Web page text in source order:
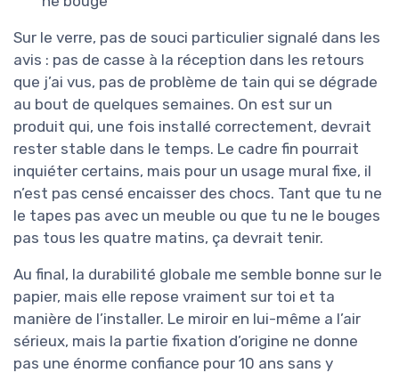
Sur le verre, pas de souci particulier signalé dans les
avis : pas de casse à la réception dans les retours
que j’ai vus, pas de problème de tain qui se dégrade
au bout de quelques semaines. On est sur un
produit qui, une fois installé correctement, devrait
rester stable dans le temps. Le cadre fin pourrait
inquiéter certains, mais pour un usage mural fixe, il
n’est pas censé encaisser des chocs. Tant que tu ne
le tapes pas avec un meuble ou que tu ne le bouges
pas tous les quatre matins, ça devrait tenir.
Au final, la durabilité globale me semble bonne sur le
papier, mais elle repose vraiment sur toi et ta
manière de l’installer. Le miroir en lui-même a l’air
sérieux, mais la partie fixation d’origine ne donne
pas une énorme confiance pour 10 ans sans y